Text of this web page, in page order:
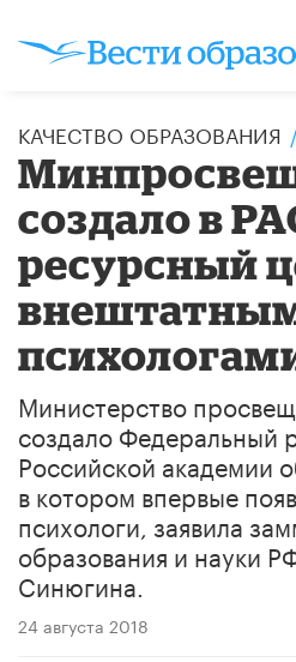
КАЧЕСТВО ОБРАЗОВАНИЯ
создало в
ресурсный
Министерство
создало Федеральный
Российской академии
в котором впервые
психологи, заявила
образования и науки
Синюгина.
24 августа 2018